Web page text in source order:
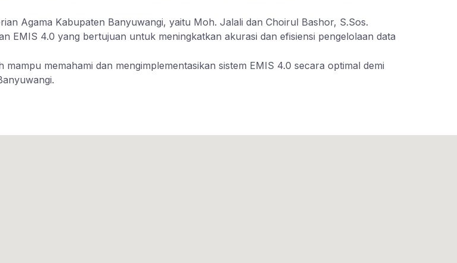
Agama Kabupaten Banyuwangi, yaitu Moh. Jalali dan Choirul Bashor, S.Sos.
EMIS 4.0 yang bertujuan untuk meningkatkan akurasi dan efisiensi pengelolaan data
memahami dan mengimplementasikan sistem EMIS 4.0 secara optimal demi